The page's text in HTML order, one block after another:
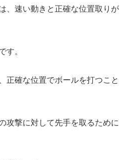
、速い動きと正確な位置取りが
す。
正確な位置でボールを打つこと
攻撃に対して先手を取るために